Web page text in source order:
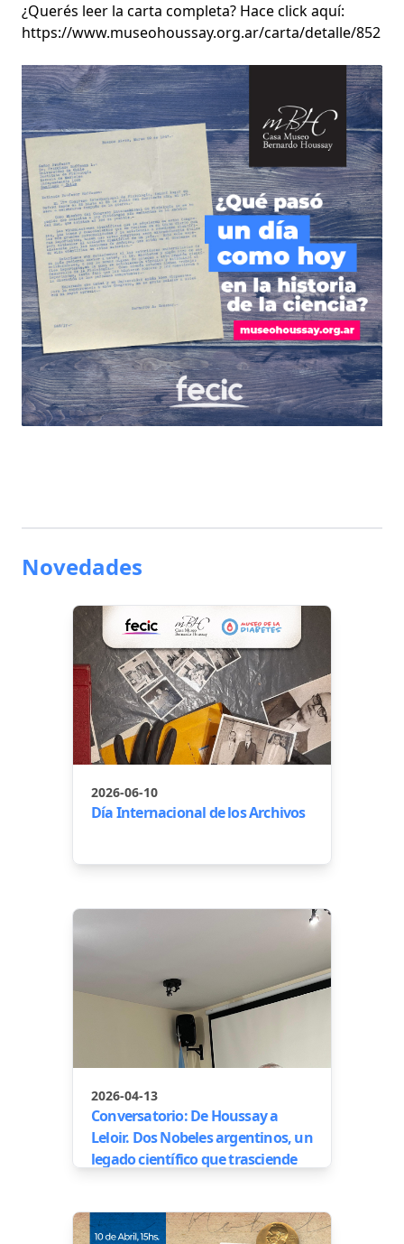
¿Querés leer la carta completa? Hace click aquí:
https://www.museohoussay.org.ar/carta/detalle/852
Novedades
2026-06-10
Día Internacional de los Archivos
2026-04-13
Conversatorio: De Houssay a
Leloir. Dos Nobeles argentinos, un
legado científico que trasciende